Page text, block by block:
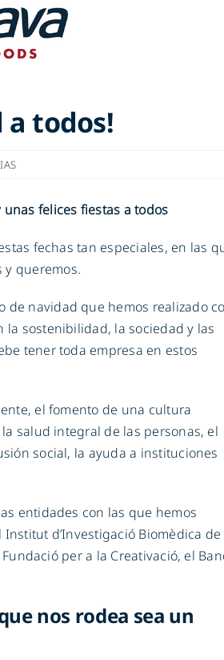
a todos!
felices fiestas a todos
fechas tan especiales, en las
y queremos.
de navidad que hemos realizado
sostenibilidad, la sociedad y las
tener toda empresa en estos
el fomento de una cultura
salud integral de las personas, el
social, la ayuda a instituciones
entidades con las que hemos
d’Investigació Biomèdica de
per a la Creativació, el
nos rodea sea un